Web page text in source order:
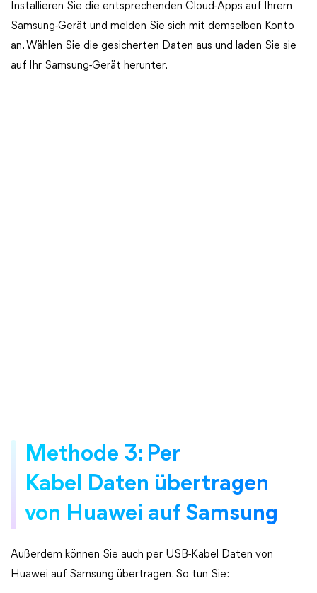
Installieren Sie die entsprechenden Cloud-Apps auf Ihrem
Samsung-Gerät und melden Sie sich mit demselben Konto
an. Wählen Sie die gesicherten Daten aus und laden Sie sie
auf Ihr Samsung-Gerät herunter.
Methode 3: Per
Kabel Daten übertragen
von Huawei auf Samsung
Außerdem können Sie auch per USB-Kabel Daten von
Huawei auf Samsung übertragen. So tun Sie: